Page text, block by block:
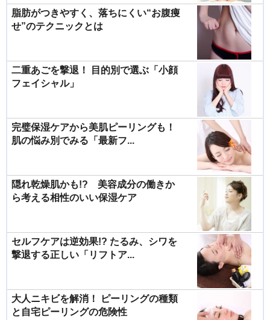
脂肪がつきやすく、落ちにくい“お腹痩
せ”のテクニックとは
二重あごを撃退！ 目的別で選ぶ「小顔
フェイシャル」
完璧保湿ケアから美肌ピーリングも！
肌の悩み別でみる「最新フ...
隠れ乾燥肌かも!? 美容成分の働きか
ら考える相性のいい保湿ケア
セルフケアは逆効果!? たるみ、シワを
撃退する正しい「リフトア...
大人ニキビを解消！ ピーリングの種類
と自宅ピーリングの危険性